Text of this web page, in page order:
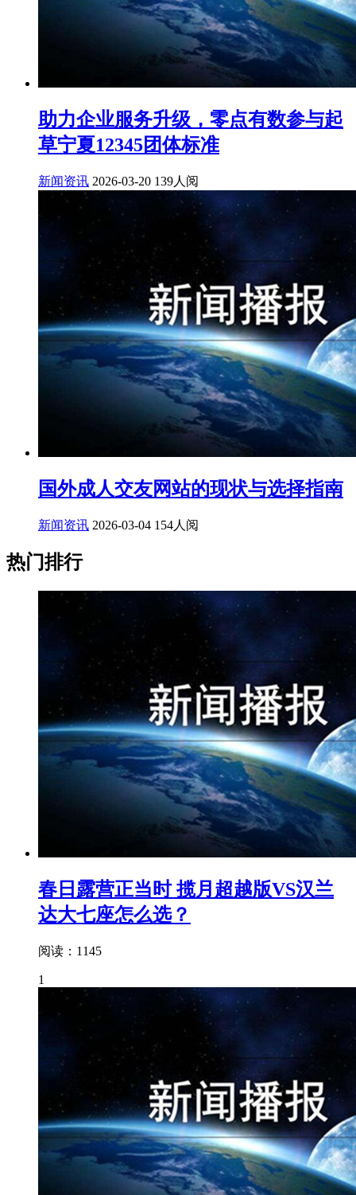
助力企业服务升级，零点有数参与起
草宁夏12345团体标准
新闻资讯 2026-03-20 139人阅
国外成人交友网站的现状与选择指南
新闻资讯 2026-03-04 154人阅
热门排行
春日露营正当时 揽月超越版VS汉兰
达大七座怎么选？
阅读：1145
1